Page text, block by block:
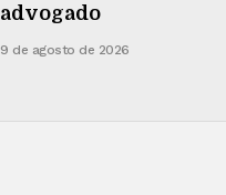
advogado
9 de agosto de 2026